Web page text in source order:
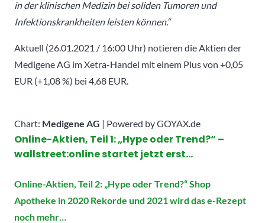
in der klinischen Medizin bei soliden Tumoren und
Infektionskrankheiten leisten können.“
Aktuell (26.01.2021 / 16:00 Uhr) notieren die Aktien der
Medigene AG im Xetra-Handel mit einem Plus von +0,05
EUR (+1,08 %) bei 4,68 EUR.
Chart: Medigene AG | Powered by GOYAX.de
Online-Aktien, Teil 1: „Hype oder Trend?“ –
wallstreet:online startet jetzt erst…
Online-Aktien, Teil 2: „Hype oder Trend?“ Shop
Apotheke in 2020 Rekorde und 2021 wird das e-Rezept
noch mehr…